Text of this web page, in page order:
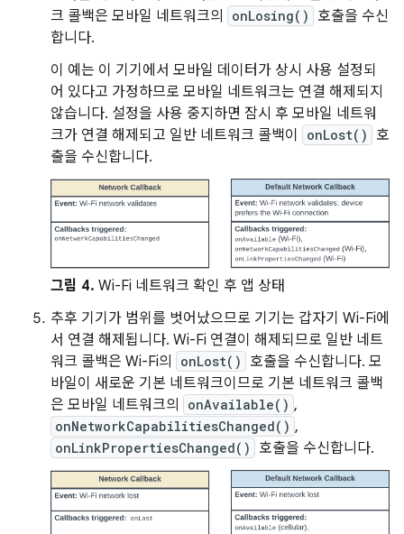
크 콜백은 모바일 네트워크의
onLosing()
호출을 수신
합니다.
이 예는 이 기기에서 모바일 데이터가 상시 사용 설정되
어 있다고 가정하므로 모바일 네트워크는 연결 해제되지
않습니다. 설정을 사용 중지하면 잠시 후 모바일 네트워
크가 연결 해제되고 일반 네트워크 콜백이
onLost()
호
출을 수신합니다.
그림 4. Wi-Fi 네트워크 확인 후 앱 상태
추후 기기가 범위를 벗어났으므로 기기는 갑자기 Wi-Fi에
서 연결 해제됩니다. Wi-Fi 연결이 해제되므로 일반 네트
워크 콜백은 Wi-Fi의
onLost()
호출을 수신합니다. 모
바일이 새로운 기본 네트워크이므로 기본 네트워크 콜백
은 모바일 네트워크의
onAvailable() ,
onNetworkCapabilitiesChanged() ,
onLinkPropertiesChanged() 호출을 수신합니다.